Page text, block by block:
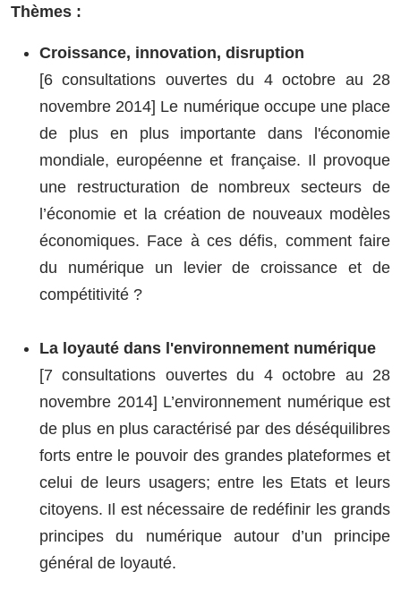
Thèmes :
Croissance, innovation, disruption
[6 consultations ouvertes du 4 octobre au 28
novembre 2014] Le numérique occupe une place
de plus en plus importante dans l'économie
mondiale, européenne et française. Il provoque
une restructuration de nombreux secteurs de
l’économie et la création de nouveaux modèles
économiques. Face à ces défis, comment faire
du numérique un levier de croissance et de
compétitivité ?
La loyauté dans l'environnement numérique
[7 consultations ouvertes du 4 octobre au 28
novembre 2014] L’environnement numérique est
de plus en plus caractérisé par des déséquilibres
forts entre le pouvoir des grandes plateformes et
celui de leurs usagers; entre les Etats et leurs
citoyens. Il est nécessaire de redéfinir les grands
principes du numérique autour d’un principe
général de loyauté.